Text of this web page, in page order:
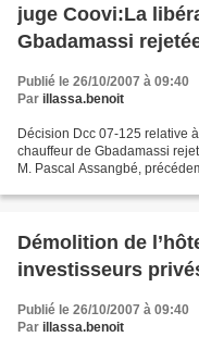
juge Coovi:La
Gbadamassi
Publié le 26/10/2007 à 09:40
Par illassa.benoit
Décision Dcc 07-125 relative
chauffeur de Gbadamassi
M. Pascal Assangbé,
Démolition de
investisseurs
Publié le 26/10/2007 à 09:40
Par illassa.benoit